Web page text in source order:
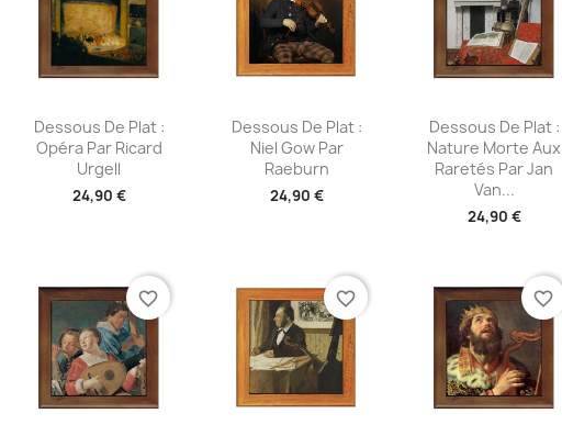
Aperçu rapide
Dessous De Plat :
Opéra Par Ricard
Urgell
24,90 €
Aperçu rapide
Dessous De Plat :
Niel Gow Par
Raeburn
24,90 €
Aperçu rapide
Dessous De Plat :
Nature Morte Aux
Raretés Par Jan
Van...
24,90 €
favorite_border favorite_border favorite_border